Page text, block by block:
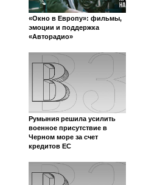
«Окно в Европу»: фильмы,
эмоции и поддержка
«Авторадио»
Румыния решила усилить
военное присутствие в
Черном море за счет
кредитов ЕС